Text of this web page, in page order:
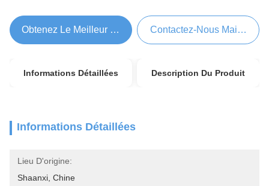
Obtenez Le Meilleur Prix Contactez-Nous Maintenant
Informations Détaillées Description Du Produit
Informations Détaillées
Lieu D'origine:
Shaanxi, Chine